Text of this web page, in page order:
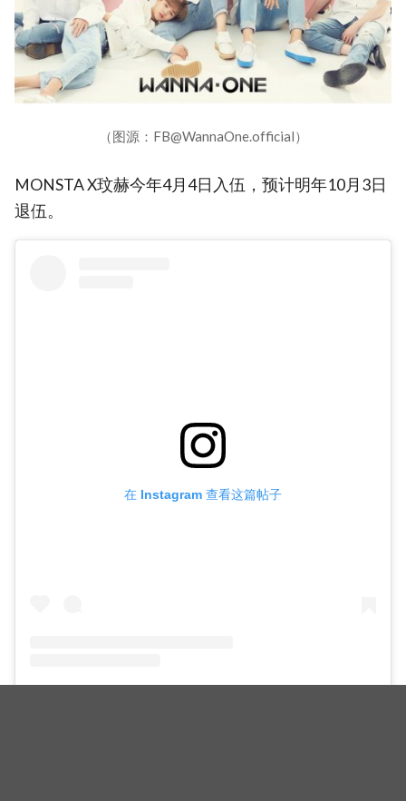
（图源：FB@WannaOne.official）
MONSTA X玟赫今年4月4日入伍，预计明年10月3日
退伍。
在 Instagram 查看这篇帖子